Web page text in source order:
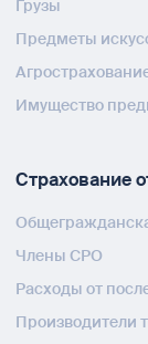
Грузы
Предметы
Имущество
Страхование
Члены СРО
Расходы от
Производители